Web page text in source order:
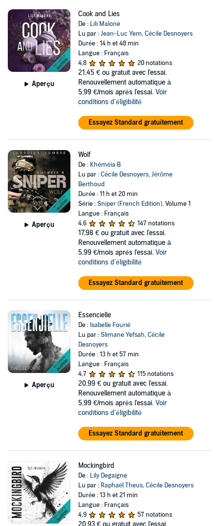
Aperçu
Cook and Lies
De : Lili Malone
Lu par :Jean-Luc Yem,Cécile Desnoyers
Durée : 14 h et 48 min
Langue : Français
4,8
20 notations
21,45 € ou gratuit avec l'essai.
Renouvellement automatique à
5,99 €/mois après l'essai. Voir
conditions d'éligibilité
Essayez Standard gratuitement
Aperçu
Wolf
De : Khéméia B
Lu par :Cécile Desnoyers,Jérôme
Berthoud
Durée : 11 h et 20 min
Série :Sniper (French Edition), Volume 1
Langue : Français
4,6
147 notations
17,98 € ou gratuit avec l'essai.
Renouvellement automatique à
5,99 €/mois après l'essai. Voir
conditions d'éligibilité
Essayez Standard gratuitement
Aperçu
Essencielle
De : Isabelle Fourié
Lu par :Slimane Yefsah,Cécile
Desnoyers
Durée : 13 h et 57 min
Langue : Français
4,7
115 notations
20,99 € ou gratuit avec l'essai.
Renouvellement automatique à
5,99 €/mois après l'essai. Voir
conditions d'éligibilité
Essayez Standard gratuitement
Mockingbird
De : Lily Degaigne
Lu par : Raphaël Theus,Cécile Desnoyers
Durée : 13 h et 21 min
Langue : Français
4,9
57 notations
20,93 € ou gratuit avec l'essai.